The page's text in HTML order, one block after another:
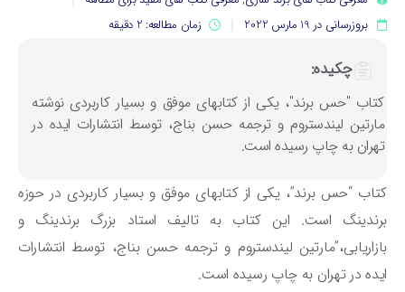
بروزرسانی در 19 مارس 2022
زمان مطالعه: 2 دقیقه
چکیده:
"حس برند"، یکی از کتابهای موفق و بسیار کاربردی نوشته
لیندستروم و ترجمه حسن بناج، توسط انتشارات ایده در
به چاپ رسیده است.
“حس برند”، یکی از کتابهای موفق و بسیار کاربردی در حوزه
است. این کتاب به تالیف استاد بزرگ برندینگ و
لیندستروم و ترجمه حسن بناج، توسط انتشارات
در تهران به چاپ رسیده است.